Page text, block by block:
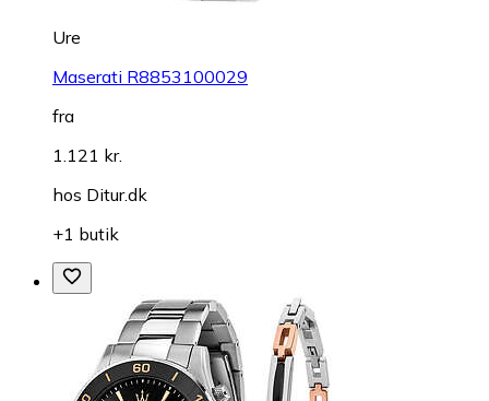
Ure
Maserati R8853100029
fra
1.121 kr.
hos Ditur.dk
+1 butik